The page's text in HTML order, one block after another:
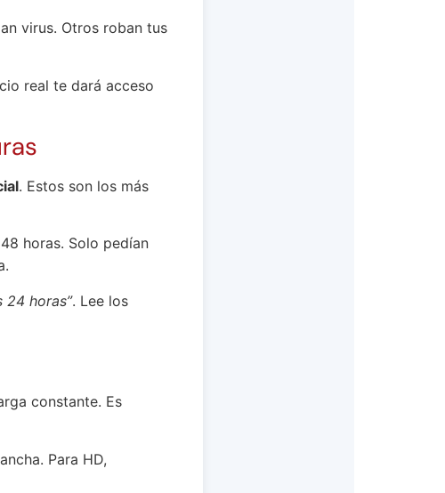
virus. Otros roban tus
real te dará acceso
. Estos son los más
horas. Solo pedían
24 horas”. Lee los
constante. Es
Para HD,